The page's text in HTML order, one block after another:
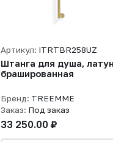
Артикул: ITRTBR258UZ
Штанга для душа,
брашированная
Бренд: TREEMME
Заказ: Под заказ
33 250.00 ₽